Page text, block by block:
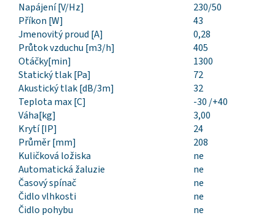
Napájení [V/Hz]
230/50
Příkon [W]
43
Jmenovitý proud [A]
0,28
Průtok vzduchu [m3/h]
405
Otáčky[min]
1300
Statický tlak [Pa]
72
Akustický tlak [dB/3m]
32
Teplota max [C]
-30 /+40
Váha[kg]
3,00
Krytí [IP]
24
Průměr [mm]
208
Kuličková ložiska
ne
Automatická žaluzie
ne
Časový spínač
ne
Čidlo vlhkosti
ne
Čidlo pohybu
ne